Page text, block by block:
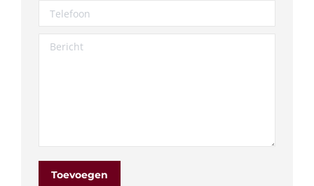
Telefoon
Bericht
Toevoegen